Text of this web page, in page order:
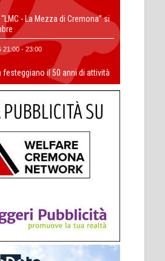
- La Mezza di Cremona” si
21:00 - 23:00
festeggiano il 50 anni di attività